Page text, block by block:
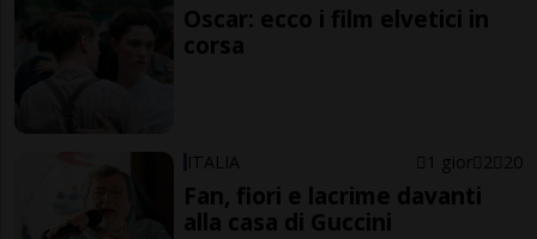
Oscar: ecco i film elvetici in
corsa
ITALIA 1 gior 2 20
Fan, fiori e lacrime davanti
alla casa di Guccini